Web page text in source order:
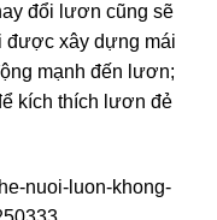
đổi lươn cũng sẽ
được xây dựng mái
mạnh đến lươn;
kích thích lươn đẻ